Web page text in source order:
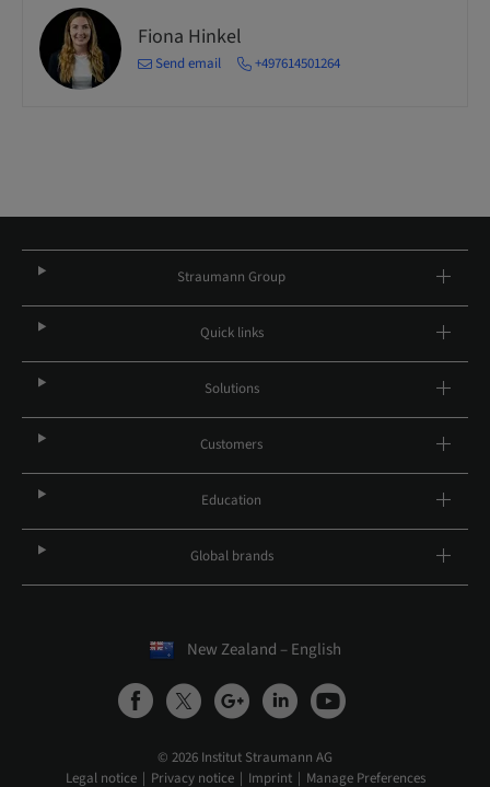
Fiona Hinkel
Send email +497614501264
Straumann Group
Quick links
Solutions
Customers
Education
Global brands
New Zealand – English
© 2026 Institut Straumann AG
Legal notice
Privacy notice Imprint Manage Preferences